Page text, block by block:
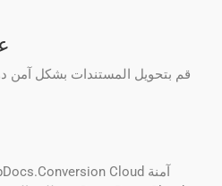
قم بتحويل المستندات بشكل آمن